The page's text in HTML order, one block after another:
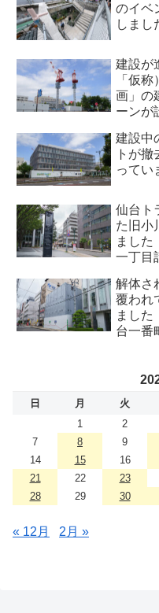
のイベ
しまし
建設が
「仮
画」の
ーンが
建設中
トが
ってい
仙台ト
た旧小
ました
一丁目
解体さ
覆われ
ました
台一番
日 月 火
1
2
7
8 9
14
15 16
21
22 23
28
29 30
« 12月 2月 »